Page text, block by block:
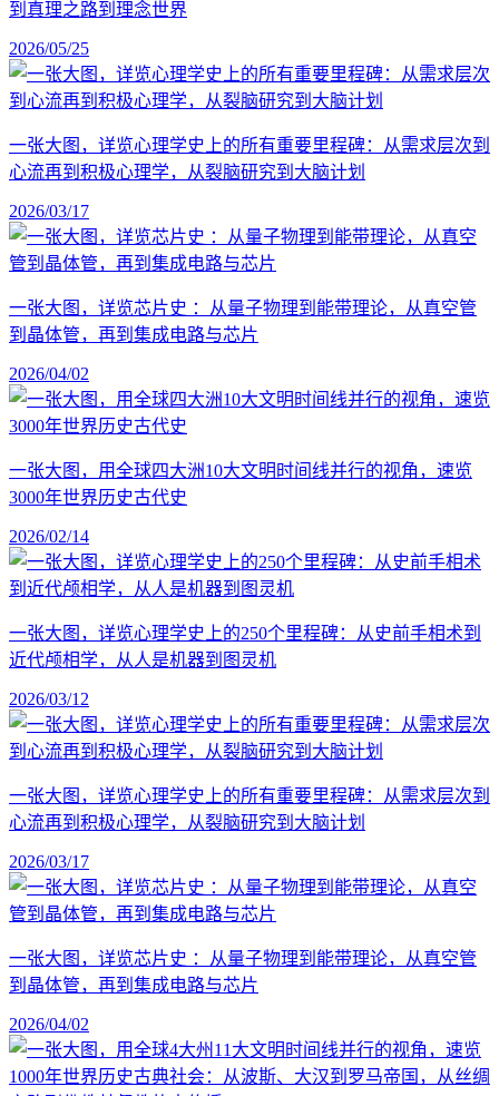
到真理之路到理念世界
2026/05/25
一张大图，详览心理学史上的所有重要里程碑：从需求层次到
心流再到积极心理学，从裂脑研究到大脑计划
2026/03/17
一张大图，详览芯片史 ：从量子物理到能带理论，从真空管
到晶体管，再到集成电路与芯片
2026/04/02
一张大图，用全球四大洲10大文明时间线并行的视角，速览
3000年世界历史古代史
2026/02/14
一张大图，详览心理学史上的250个里程碑：从史前手相术到
近代颅相学，从人是机器到图灵机
2026/03/12
一张大图，详览心理学史上的所有重要里程碑：从需求层次到
心流再到积极心理学，从裂脑研究到大脑计划
2026/03/17
一张大图，详览芯片史 ：从量子物理到能带理论，从真空管
到晶体管，再到集成电路与芯片
2026/04/02